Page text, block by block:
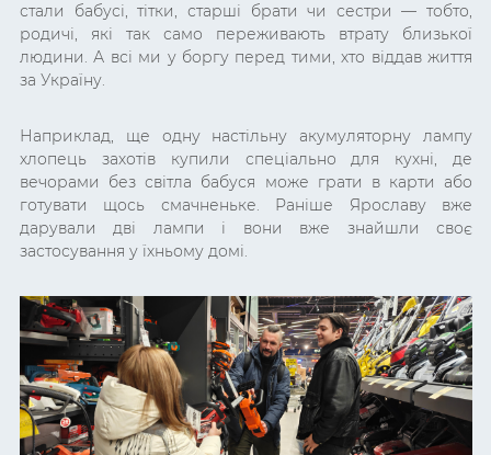
стали бабусі, тітки, старші брати чи сестри — тобто,
родичі, які так само переживають втрату близької
людини. А всі ми у боргу перед тими, хто віддав життя
за Україну.
Наприклад, ще одну настільну акумуляторну лампу
хлопець захотів купили спеціально для кухні, де
вечорами без світла бабуся може грати в карти або
готувати щось смачненьке. Раніше Ярославу вже
дарували дві лампи і вони вже знайшли своє
застосування у їхньому домі.